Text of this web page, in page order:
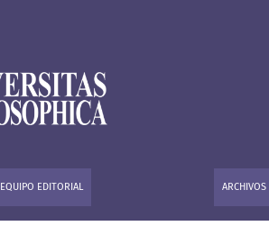
EQUIPO EDITORIAL ARCHIVOS